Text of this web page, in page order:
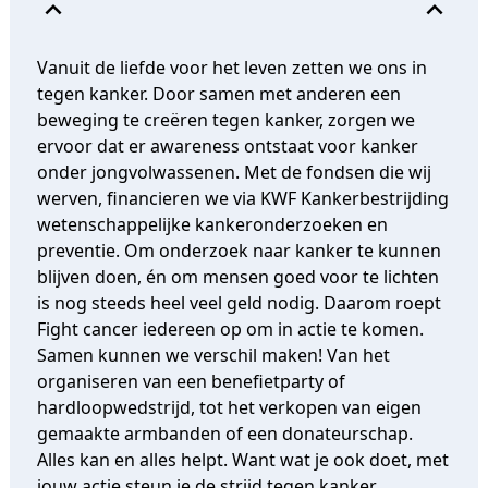
expand_less
expand_less
Vanuit de liefde voor het leven zetten we ons in
tegen kanker. Door samen met anderen een
beweging te creëren tegen kanker, zorgen we
ervoor dat er awareness ontstaat voor kanker
onder jongvolwassenen. Met de fondsen die wij
werven, financieren we via KWF Kankerbestrijding
wetenschappelijke kankeronderzoeken en
preventie. Om onderzoek naar kanker te kunnen
blijven doen, én om mensen goed voor te lichten
is nog steeds heel veel geld nodig. Daarom roept
Fight cancer iedereen op om in actie te komen.
Samen kunnen we verschil maken! Van het
organiseren van een benefietparty of
hardloopwedstrijd, tot het verkopen van eigen
gemaakte armbanden of een donateurschap.
Alles kan en alles helpt. Want wat je ook doet, met